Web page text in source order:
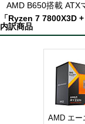
AMD B650搭載 ATX
「Ryzen 7 7800X3D
内訳商品
AMD エー